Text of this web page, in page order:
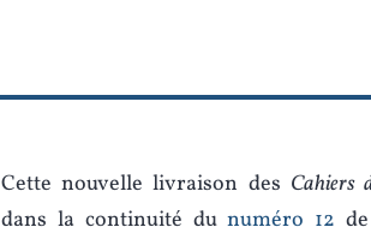
Cette nouvelle livraison des Cahiers
dans la continuité dunuméro 12